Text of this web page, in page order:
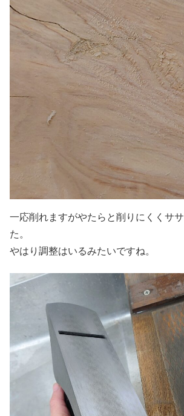
一応削れますがやたらと削りにくくサ
た。
やはり調整はいるみたいですね。